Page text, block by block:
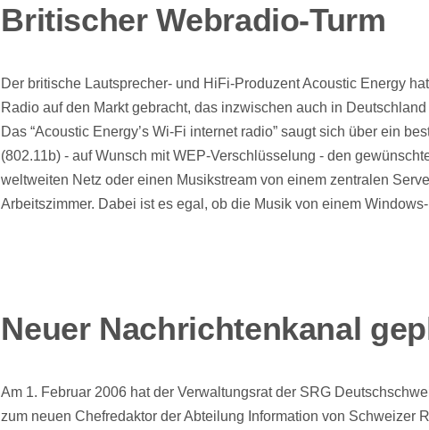
Britischer Webradio-Turm
Der britische Lautsprecher- und HiFi-Produzent Acoustic Energy
Radio auf den Markt gebracht, das inzwischen auch in
Das “Acoustic Energy’s Wi-Fi internet radio” saugt sich über ein
(802.11b) - auf Wunsch mit WEP-Verschlüsselung - den
weltweiten Netz oder einen Musikstream von einem zentralen
Arbeitszimmer. Dabei ist es egal, ob die Musik von einem
Neuer Nachrichtenkanal
Am 1. Februar 2006 hat der Verwaltungsrat der SRG
zum neuen Chefredaktor der Abteilung Information von Schweizer